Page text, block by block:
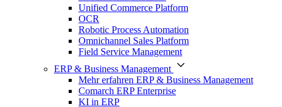
Unified Commerce Platform
OCR
Robotic Process Automation
Omnichannel Sales Platform
Field Service Management
ERP & Business Management
Mehr erfahren ERP & Business Management
Comarch ERP Enterprise
KI in ERP